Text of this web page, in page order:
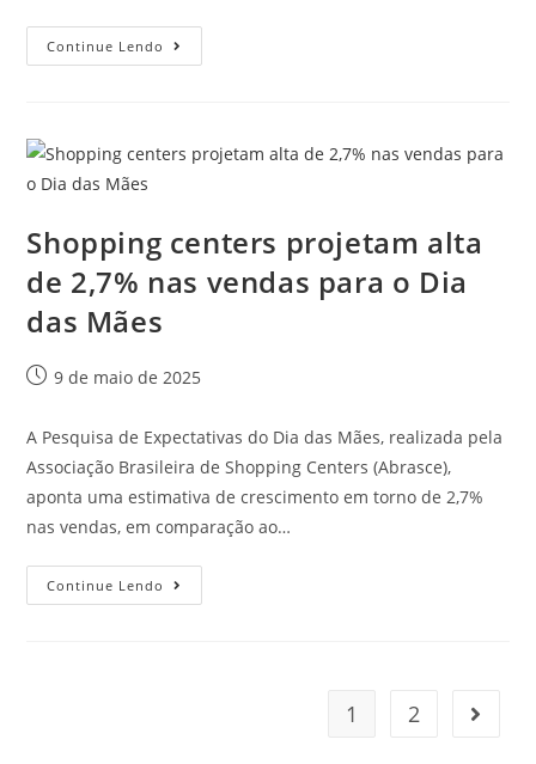
Continue Lendo
Shopping centers projetam alta
de 2,7% nas vendas para o Dia
das Mães
9 de maio de 2025
A Pesquisa de Expectativas do Dia das Mães, realizada pela
Associação Brasileira de Shopping Centers (Abrasce),
aponta uma estimativa de crescimento em torno de 2,7%
nas vendas, em comparação ao…
Continue Lendo
1 2